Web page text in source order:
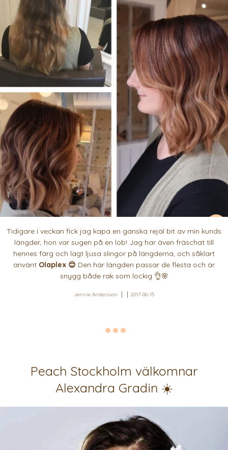
Tidigare i veckan fick jag kapa en ganska rejäl bit av min kunds
längder, hon var sugen på en lob! Jag har även fräschat till
hennes färg och lagt ljusa slingor på längderna, och såklart
använt Olaplex 😊 Den här längden passar de flesta och är
snygg både rak som lockig 👌🌸
Jennie Andersson 2017-06-15
Peach Stockholm välkomnar
Alexandra Gradin ☀️